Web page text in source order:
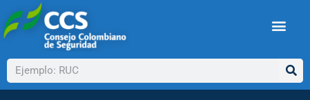
al
contenido
Buscar